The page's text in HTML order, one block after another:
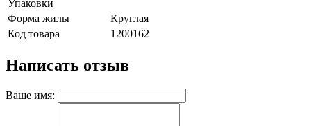
Упаковки
Форма жилы
Круглая
Код товара
1200162
Написать отзыв
Ваше имя: